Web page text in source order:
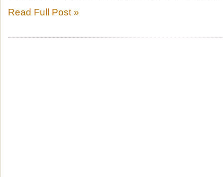
Read Full Post »